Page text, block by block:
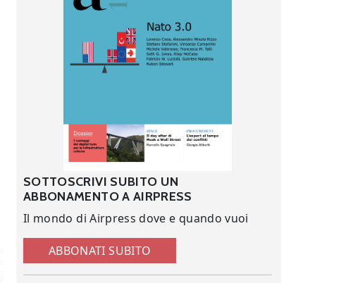
SOTTOSCRIVI SUBITO UN
ABBONAMENTO A AIRPRESS
Il mondo di Airpress dove e quando vuoi
ABBONATI SUBITO